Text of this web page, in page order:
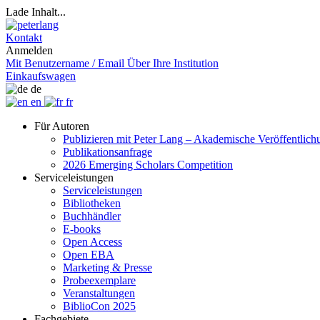
Lade Inhalt...
Kontakt
Anmelden
Mit Benutzername / Email Über Ihre Institution
Einkaufswagen
de
en
fr
Für Autoren
Publizieren mit Peter Lang – Akademische
Publikationsanfrage
2026 Emerging Scholars Competition
Serviceleistungen
Serviceleistungen
Bibliotheken
Buchhändler
E-books
Open Access
Open EBA
Marketing & Presse
Probeexemplare
Veranstaltungen
BiblioCon 2025